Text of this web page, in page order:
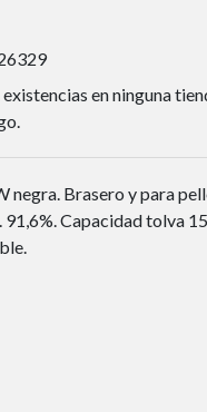
en ninguna
negra. Brasero y para
91,6%. Capacidad tolva